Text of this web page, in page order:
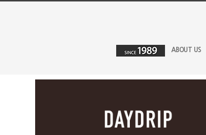
ABOUT US